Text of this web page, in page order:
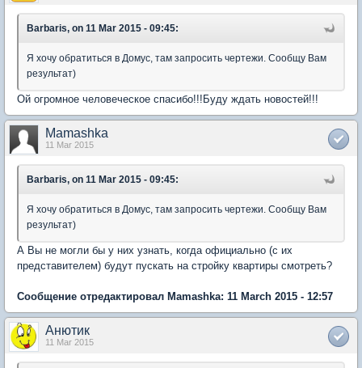
Barbaris, on 11 Mar 2015 - 09:45:
Я хочу обратиться в Домус, там запросить чертежи. Сообщу Вам
результат)
Ой огромное человеческое спасибо!!!Буду ждать новостей!!!
Mamashka
11 Mar 2015
Barbaris, on 11 Mar 2015 - 09:45:
Я хочу обратиться в Домус, там запросить чертежи. Сообщу Вам
результат)
А Вы не могли бы у них узнать, когда официально (с их
представителем) будут пускать на стройку квартиры смотреть?
Сообщение отредактировал Mamashka: 11 March 2015 - 12:57
Анютик
11 Mar 2015